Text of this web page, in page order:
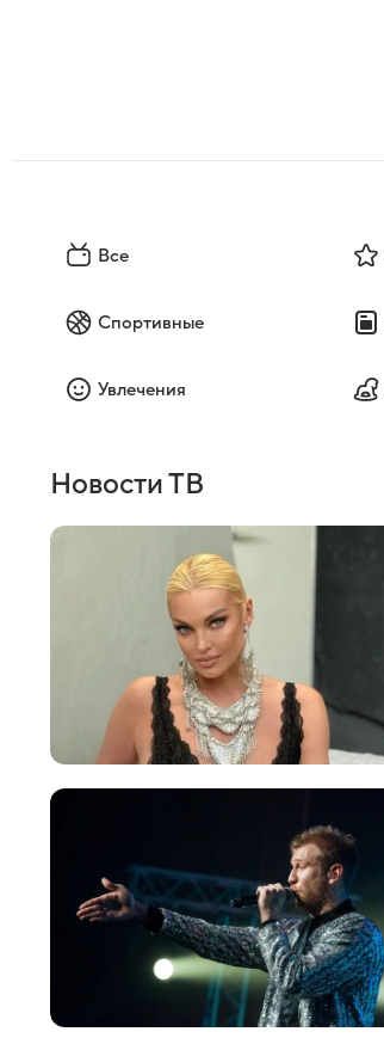
Все
Спортивные
Увлечения
Новости ТВ